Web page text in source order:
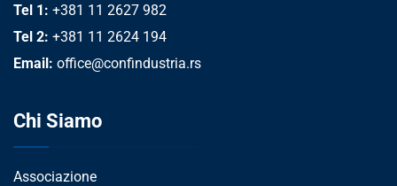
Tel 1: +381 11 2627 982
Tel 2: +381 11 2624 194
Email: office@confindustria.rs
Chi Siamo
Associazione